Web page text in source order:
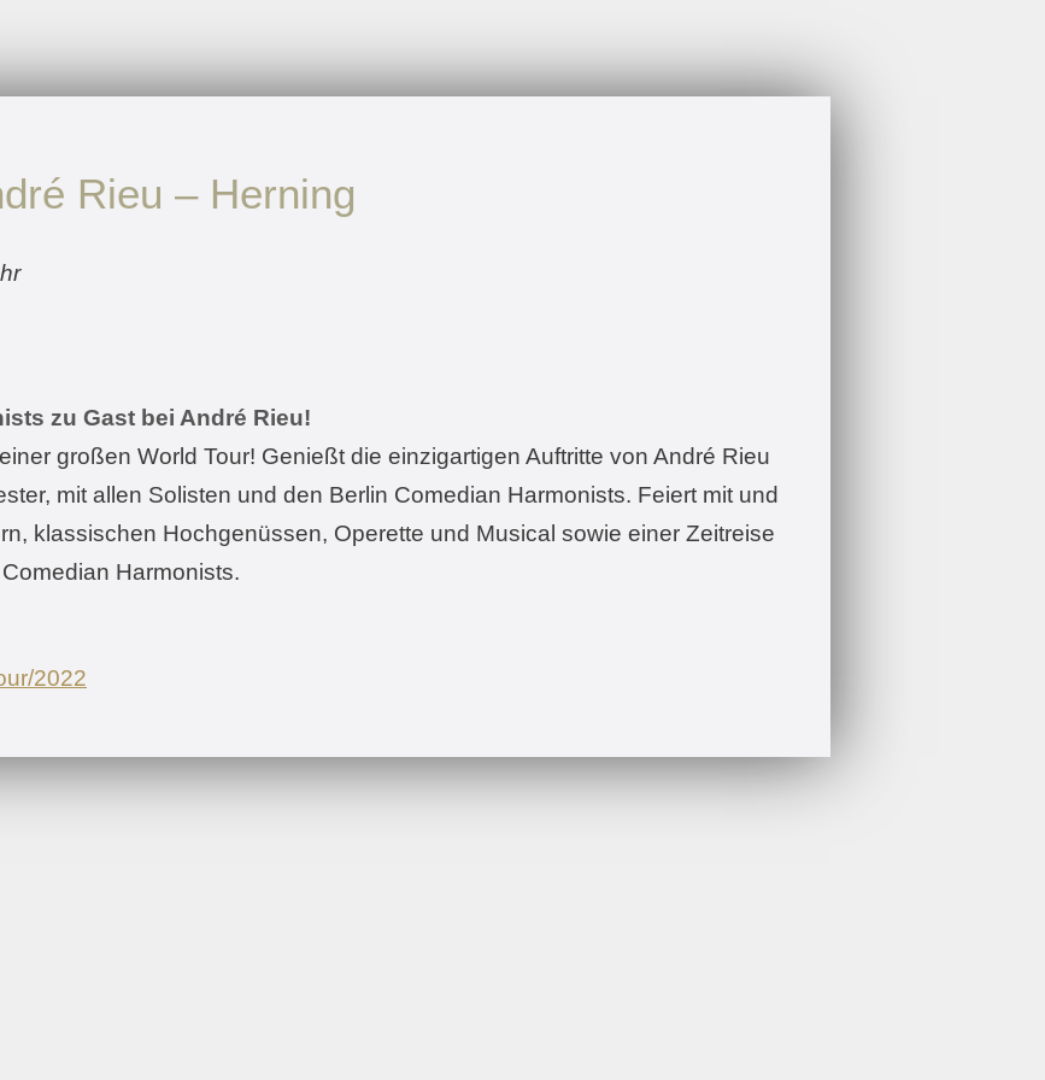
Rieu – Herning
zu Gast bei André Rieu!
großen World Tour! Genießt die einzigartigen Auftritte von André Rieu
mit allen Solisten und den Berlin Comedian Harmonists. Feiert mit und
klassischen Hochgenüssen, Operette und Musical sowie einer Zeitreise
Harmonists.
2022